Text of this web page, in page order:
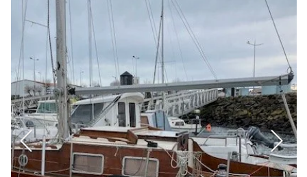
SPORT & LOISIRS
VÉHICULE
SERVICE
ÉVÉNEMENT